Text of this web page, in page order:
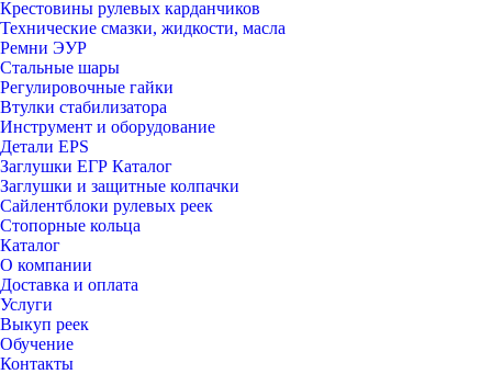
Крестовины рулевых карданчиков
Технические смазки, жидкости, масла
Ремни ЭУР
Стальные шары
Регулировочные гайки
Втулки стабилизатора
Инструмент и оборудование
Детали EPS
Заглушки ЕГР Каталог
Заглушки и защитные колпачки
Сайлентблоки рулевых реек
Стопорные кольца
Каталог
О компании
Доставка и оплата
Услуги
Выкуп реек
Обучение
Контакты